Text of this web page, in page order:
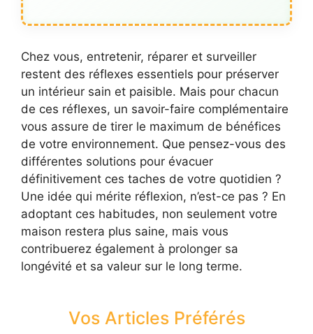
Chez vous, entretenir, réparer et surveiller
restent des réflexes essentiels pour préserver
un intérieur sain et paisible. Mais pour chacun
de ces réflexes, un savoir-faire complémentaire
vous assure de tirer le maximum de bénéfices
de votre environnement. Que pensez-vous des
différentes solutions pour évacuer
définitivement ces taches de votre quotidien ?
Une idée qui mérite réflexion, n’est-ce pas ? En
adoptant ces habitudes, non seulement votre
maison restera plus saine, mais vous
contribuerez également à prolonger sa
longévité et sa valeur sur le long terme.
Vos Articles Préférés